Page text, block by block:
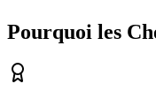
Pourquoi les